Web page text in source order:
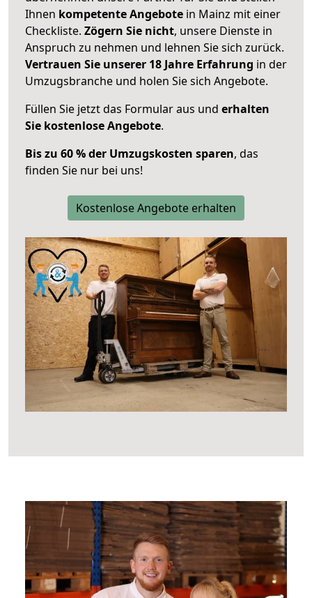
Ihnen kompetente Angebote in Mainz mit einer
Checkliste. Zögern Sie nicht, unsere Dienste in
Anspruch zu nehmen und lehnen Sie sich zurück.
Vertrauen Sie unserer 18 Jahre Erfahrung in der
Umzugsbranche und holen Sie sich Angebote.
Füllen Sie jetzt das Formular aus und erhalten
Sie kostenlose Angebote.
Bis zu 60 % der Umzugskosten sparen, das
finden Sie nur bei uns!
Kostenlose Angebote erhalten